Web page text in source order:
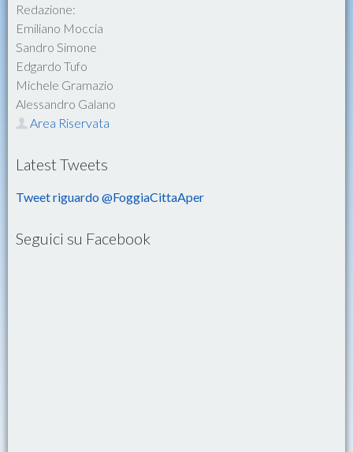
Redazione:
Emiliano Moccia
Sandro Simone
Edgardo Tufo
Michele Gramazio
Alessandro Galano
Area Riservata
Latest Tweets
Tweet riguardo @FoggiaCittaAper
Seguici su Facebook